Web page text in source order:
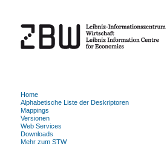
Home
Alphabetische Liste der Deskriptoren
Mappings
Versionen
Web Services
Downloads
Mehr zum STW